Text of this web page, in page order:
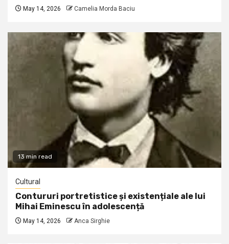
May 14, 2026 Camelia Morda Baciu
13 min read
Cultural
Contururi portretistice și existențiale ale lui
Mihai Eminescu în adolescență
May 14, 2026 Anca Sirghie